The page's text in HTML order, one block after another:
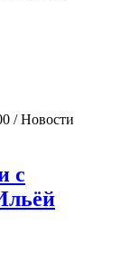
/ Новости
с